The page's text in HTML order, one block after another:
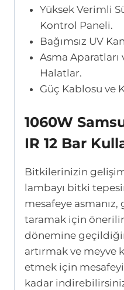
Yüksek Verimli
Kontrol Paneli.
Bağımsız UV
Asma
Halatlar.
Güç Kablosu ve
1060W
IR 12 Bar
Bitkilerinizin
lambayı bitki
mesafeye
taramak için
dönemine
artırmak ve meyve
etmek için mesafeyi
kadar